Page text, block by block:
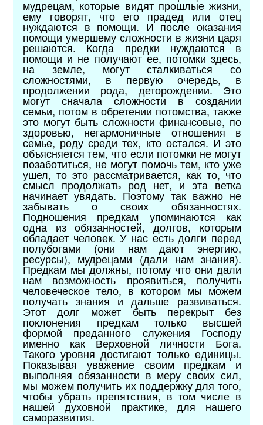
мудрецам, которые видят прошлые жизни,
ему говорят, что его прадед или отец
нуждаются в помощи. И после оказания
помощи умершему сложности в жизни царя
решаются. Когда предки нуждаются в
помощи и не получают ее, потомки здесь,
на земле, могут сталкиваться со
сложностями, в первую очередь, в
продолжении рода, деторождении. Это
могут сначала сложности в создании
семьи, потом в обретении потомства, также
это могут быть сложности финансовые, по
здоровью, негармоничные отношения в
семье, роду среди тех, кто остался. И это
объясняется тем, что если потомки не могут
позаботиться, не могут помочь тем, кто уже
ушел, то это рассматривается, как то, что
смысл продолжать род нет, и эта ветка
начинает увядать. Поэтому так важно не
забывать о своих обязанностях.
Подношения предкам упоминаются как
одна из обязанностей, долгов, которым
обладает человек. У нас есть долги перед
полубогами (они нам дают энергию,
ресурсы), мудрецами (дали нам знания).
Предкам мы должны, потому что они дали
нам возможность проявиться, получить
человеческое тело, в котором мы можем
получать знания и дальше развиваться.
Этот долг может быть перекрыт без
поклонения предкам только высшей
формой преданного служения Господу
именно как Верховной личности Бога.
Такого уровня достигают только единицы.
Показывая уважение своим предкам и
выполняя обязанности в меру своих сил,
мы можем получить их поддержку для того,
чтобы убрать препятствия, в том числе в
нашей духовной практике, для нашего
саморазвития.